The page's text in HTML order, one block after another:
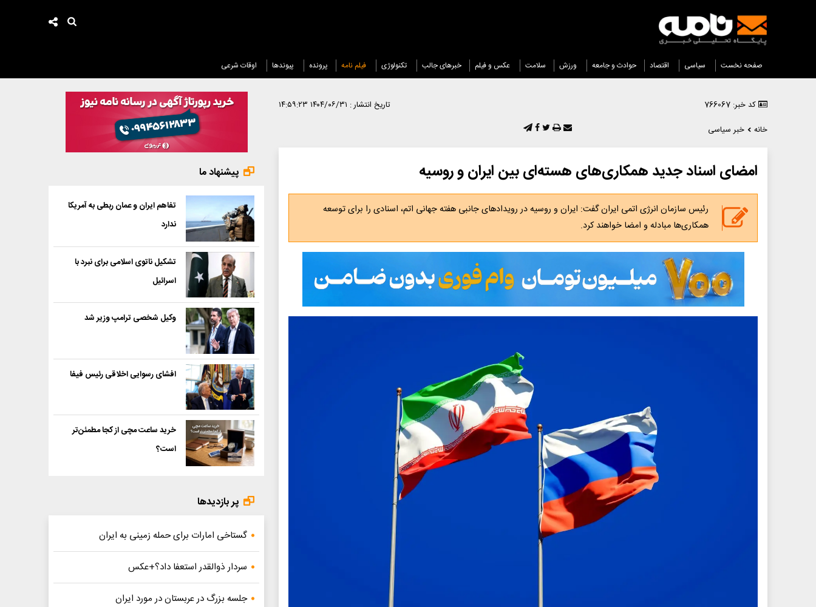
صفحه نخست سیاسی اقتصاد حوادث و جامعه ورزش سلامت عکس و فیلم خبرهای جالب تکنولوژی فیلم نامه پرونده پیوندها اوقات شرعی
کد خبر: 766067 تاریخ انتشار : ۱۴۰۴/۰۶/۳۱ ۱۴:۵۹:۲۳
خانه
خبر سیاسی
امضای اسناد جدید همکاری‌های هسته‌ای بین ایران و روسیه
رئیس سازمان انرژی اتمی ایران گفت: ایران و روسیه در رویدادهای جانبی هفته جهانی اتم، اسنادی را برای توسعه
همکاری‌ها مبادله و امضا خواهند کرد.
پیشنهاد ما
تفاهم ایران و عمان ربطی به آمریکا
ندارد
تشکیل ناتوی اسلامی برای نبرد با
اسرائیل
وکیل شخصی ترامپ وزیر شد
افشای رسوایی اخلاقی رئیس فیفا
خرید ساعت مچی از کجا مطمئن‌تر
است؟
پر بازدیدها
گستاخی امارات برای حمله زمینی به ایران
سردار ذوالقدر استعفا داد؟+عکس
جلسه بزرگ در عربستان در مورد ایران